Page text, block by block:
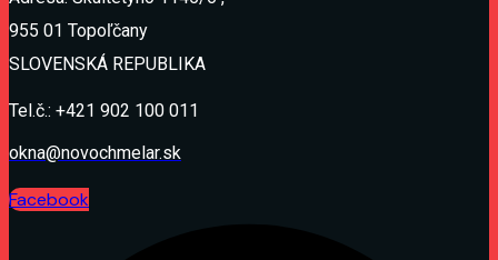
955 01 Topoľčany
SLOVENSKÁ REPUBLIKA
Tel.č.: +421 902 100 011
okna@novochmelar.sk
Facebook